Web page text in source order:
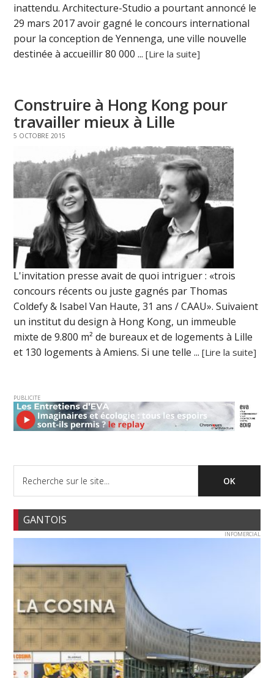
inattendu. Architecture-Studio a pourtant annoncé le
29 mars 2017 avoir gagné le concours international
pour la conception de Yennenga, une ville nouvelle
destinée à accueillir 80 000 ...[Lire la suite]
Construire à Hong Kong pour
travailler mieux à Lille
5 OCTOBRE 2015
L'invitation presse avait de quoi intriguer : «trois
concours récents ou juste gagnés par Thomas
Coldefy & Isabel Van Haute, 31 ans / CAAU». Suivaient
un institut du design à Hong Kong, un immeuble
mixte de 9.800 m² de bureaux et de logements à Lille
et 130 logements à Amiens. Si une telle ...[Lire la suite]
PUBLICITE
GANTOIS
INFOMERCIAL